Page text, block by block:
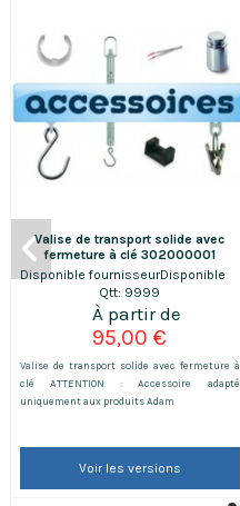
Valise de transport solide avec
fermeture à clé 302000001
Disponible fournisseurDisponible
Qtt: 9999
95,00 €
Valise de transport solide avec fermeture à
clé ATTENTION : Accessoire adapté
uniquement aux produits Adam
Voir les versions